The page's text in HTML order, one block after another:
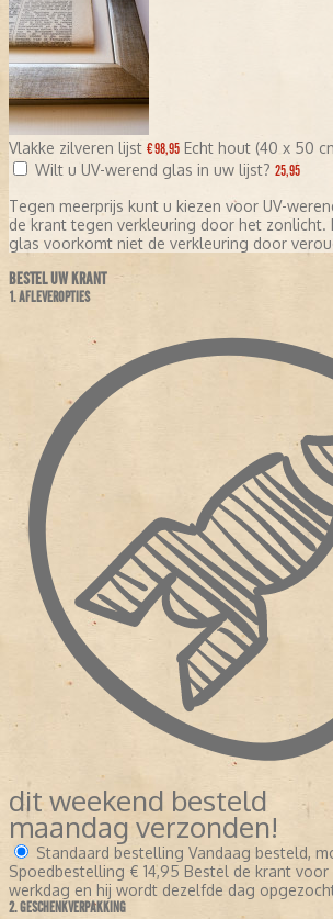
Vlakke zilveren lijst € 98,95 Echt hout (40 x 50
Wilt u UV-werend glas in uw lijst? 25,95
Tegen meerprijs kunt u kiezen voor UV-
de krant tegen verkleuring door het zonlicht.
glas voorkomt niet de verkleuring door
BESTEL UW KRANT
1. AFLEVEROPTIES
dit weekend besteld
maandag verzonden!
Standaard bestelling Vandaag besteld,
Spoedbestelling € 14,95 Bestel de krant voor
werkdag en hij wordt dezelfde dag
2. GESCHENKVERPAKKING